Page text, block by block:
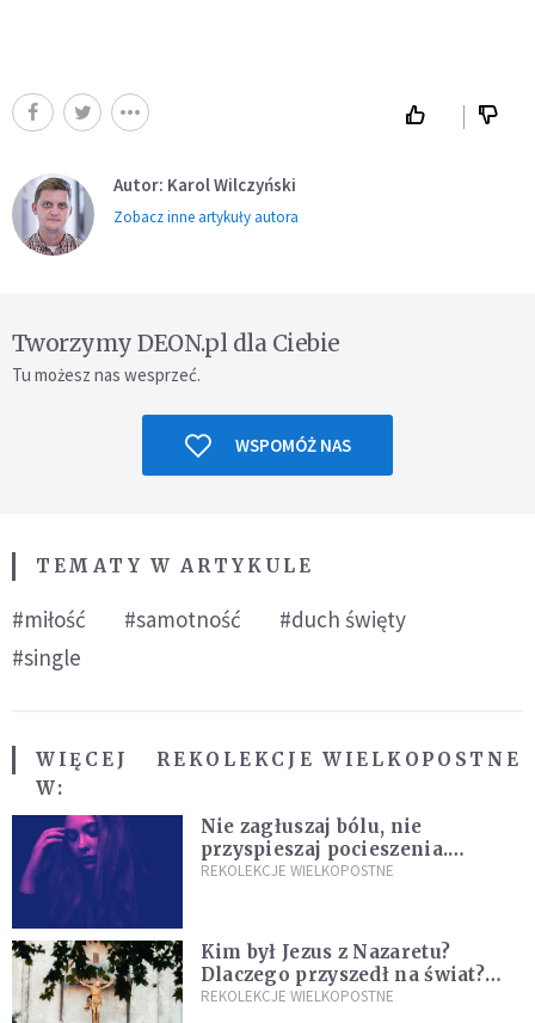
Autor: Karol Wilczyński
Zobacz inne artykuły autora
Tworzymy DEON.pl dla Ciebie
Tu możesz nas wesprzeć.
WSPOMÓŻ NAS
TEMATY W ARTYKULE
#miłość #samotność
#duch święty
#single
WIĘCEJ
W:
REKOLEKCJE WIELKOPOSTNE
Nie zagłuszaj bólu, nie
przyspieszaj pocieszenia.
Przyjmij ciszę zamiast rzucać się
REKOLEKCJE WIELKOPOSTNE
Kim był Jezus z Nazaretu?
Dlaczego przyszedł na świat?
I dlaczego umarł?
REKOLEKCJE WIELKOPOSTNE